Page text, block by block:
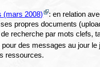
(mars 2008)
: en relation
propres documents
recherche par mots clefs,
pour des messages au jour le
ressources.